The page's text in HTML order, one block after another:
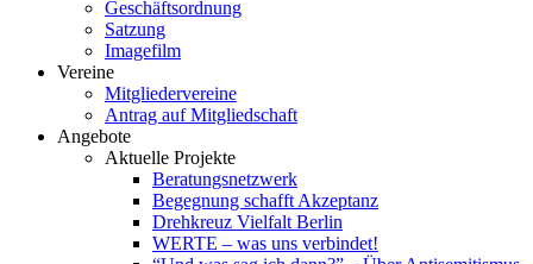
Geschäftsordnung
Satzung
Imagefilm
Vereine
Mitgliedervereine
Antrag auf Mitgliedschaft
Angebote
Aktuelle Projekte
Beratungsnetzwerk
Begegnung schafft Akzeptanz
Drehkreuz Vielfalt Berlin
WERTE – was uns verbindet!